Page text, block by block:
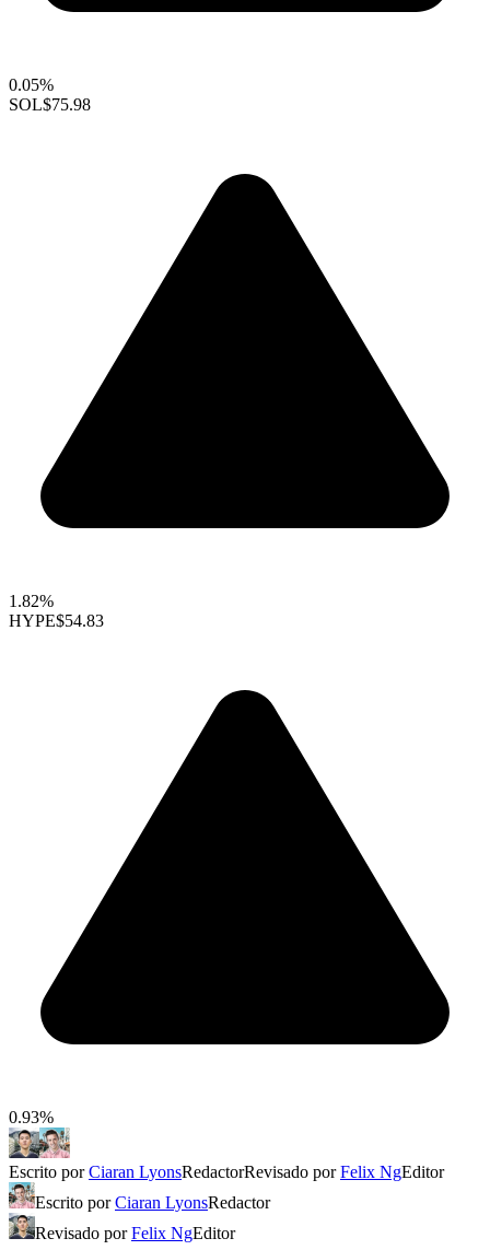
0.05%
SOL$75.98
1.82%
HYPE$54.83
0.93%
Escrito porCiaran LyonsRedactorRevisado porFelix NgEditor
Escrito porCiaran LyonsRedactor
Revisado porFelix NgEditor